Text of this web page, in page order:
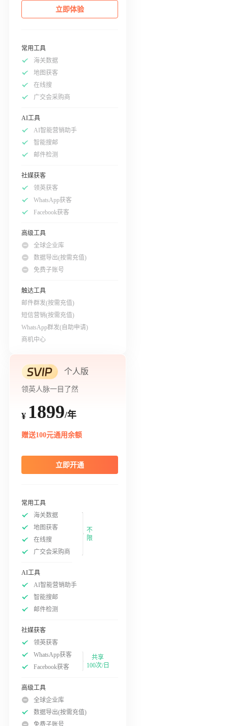
立即体验
常用工具
海关数据
地图获客
在线搜
广交会采购商
AI工具
AI智能营销助手
智能搜邮
邮件检测
社媒获客
领英获客
WhatsApp获客
Facebook获客
高级工具
全球企业库
数据导出(按需充值)
免费子账号
触达工具
邮件群发(按需充值)
短信营销(按需充值)
WhatsApp群发(自助申请)
商机中心
个人版
领英人脉一目了然
¥ 1899/年
赠送100元通用余额
立即开通
常用工具
海关数据
地图获客
在线搜
广交会采购商
不
限
AI工具
AI智能营销助手
智能搜邮
邮件检测
社媒获客
领英获客
WhatsApp获客
Facebook获客
共享
100次/日
高级工具
全球企业库
数据导出(按需充值)